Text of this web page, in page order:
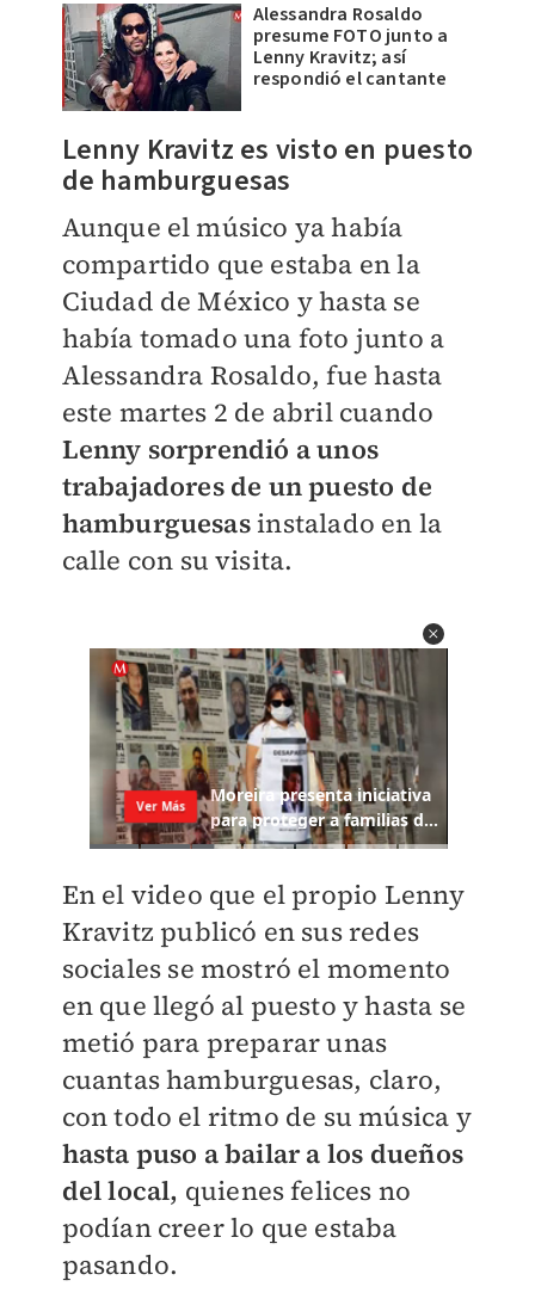
Alessandra Rosaldo
presume FOTO junto a
Lenny Kravitz; así
respondió el cantante
Lenny Kravitz es visto en puesto
de hamburguesas
Aunque el músico ya había
compartido que estaba en la
Ciudad de México y hasta se
había tomado una foto junto a
Alessandra Rosaldo, fue hasta
este martes 2 de abril cuando
Lenny sorprendió a unos
trabajadores de un puesto de
hamburguesasinstalado en la
calle con su visita.
En el video que el propio Lenny
Kravitz publicó en sus redes
sociales se mostró el momento
en que llegó al puesto y hasta se
metió para preparar unas
cuantas hamburguesas, claro,
con todo el ritmo de su música y
hasta puso a bailar a los dueños
del local, quienes felices no
podían creer lo que estaba
pasando.